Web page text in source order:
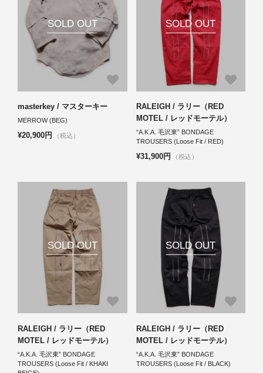
SOLD OUT
masterkey / マスターキー
MERROW (BEG)
¥20,900円 （税込）
SOLD OUT
RALEIGH / ラリー（RED
MOTEL / レッドモーテル）
“A.K.A. 毛沢東” BONDAGE
TROUSERS (Loose Fit / RED)
¥31,900円 （税込）
SOLD OUT
RALEIGH / ラリー（RED
MOTEL / レッドモーテル）
“A.K.A. 毛沢東” BONDAGE
TROUSERS (Loose Fit / KHAKI
SOLD OUT
RALEIGH / ラリー（RED
MOTEL / レッドモーテル）
“A.K.A. 毛沢東” BONDAGE
TROUSERS (Loose Fit / BLACK)